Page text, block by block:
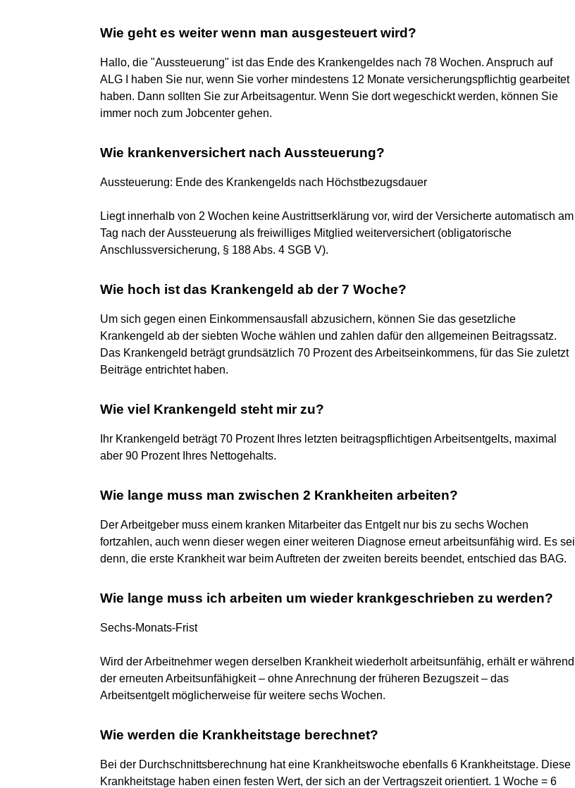
Wie geht es weiter wenn man ausgesteuert wird?
Hallo, die "Aussteuerung" ist das Ende des Krankengeldes nach 78 Wochen. Anspruch auf
ALG I haben Sie nur, wenn Sie vorher mindestens 12 Monate versicherungspflichtig gearbeitet
haben. Dann sollten Sie zur Arbeitsagentur. Wenn Sie dort wegeschickt werden, können Sie
immer noch zum Jobcenter gehen.
Wie krankenversichert nach Aussteuerung?
Aussteuerung: Ende des Krankengelds nach Höchstbezugsdauer
Liegt innerhalb von 2 Wochen keine Austrittserklärung vor, wird der Versicherte automatisch am
Tag nach der Aussteuerung als freiwilliges Mitglied weiterversichert (obligatorische
Anschlussversicherung, § 188 Abs. 4 SGB V).
Wie hoch ist das Krankengeld ab der 7 Woche?
Um sich gegen einen Einkommensausfall abzusichern, können Sie das gesetzliche
Krankengeld ab der siebten Woche wählen und zahlen dafür den allgemeinen Beitragssatz.
Das Krankengeld beträgt grundsätzlich 70 Prozent des Arbeitseinkommens, für das Sie zuletzt
Beiträge entrichtet haben.
Wie viel Krankengeld steht mir zu?
Ihr Krankengeld beträgt 70 Prozent Ihres letzten beitragspflichtigen Arbeitsentgelts, maximal
aber 90 Prozent Ihres Nettogehalts.
Wie lange muss man zwischen 2 Krankheiten arbeiten?
Der Arbeitgeber muss einem kranken Mitarbeiter das Entgelt nur bis zu sechs Wochen
fortzahlen, auch wenn dieser wegen einer weiteren Diagnose erneut arbeitsunfähig wird. Es sei
denn, die erste Krankheit war beim Auftreten der zweiten bereits beendet, entschied das BAG.
Wie lange muss ich arbeiten um wieder krankgeschrieben zu werden?
Sechs-Monats-Frist
Wird der Arbeitnehmer wegen derselben Krankheit wiederholt arbeitsunfähig, erhält er während
der erneuten Arbeitsunfähigkeit – ohne Anrechnung der früheren Bezugszeit – das
Arbeitsentgelt möglicherweise für weitere sechs Wochen.
Wie werden die Krankheitstage berechnet?
Bei der Durchschnittsberechnung hat eine Krankheitswoche ebenfalls 6 Krankheitstage. Diese
Krankheitstage haben einen festen Wert, der sich an der Vertragszeit orientiert. 1 Woche = 6